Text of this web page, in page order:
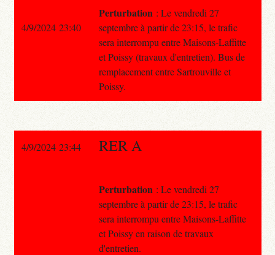
Perturbation : Le vendredi 27
septembre à partir de 23:15, le trafic
sera interrompu entre Maisons-Laffitte
et Poissy (travaux d'entretien). Bus de
remplacement entre Sartrouville et
Poissy.
4/9/2024 23:40
4/9/2024 23:44 RER A
Perturbation : Le vendredi 27
septembre à partir de 23:15, le trafic
sera interrompu entre Maisons-Laffitte
et Poissy en raison de travaux
d'entretien.